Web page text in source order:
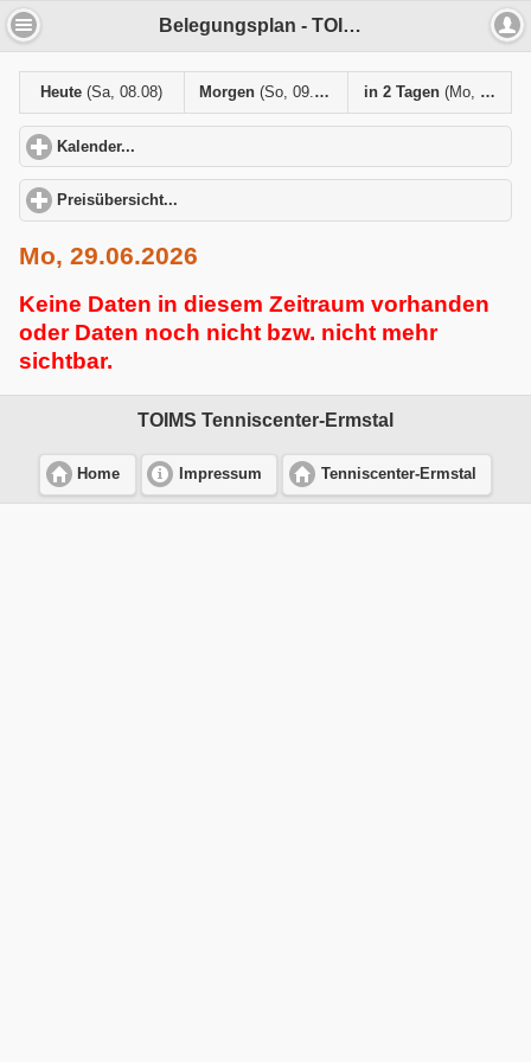
Belegungsplan - TOIMS Tenniscenter-Ermstal
Heute(Sa, 08.08) Morgen(So, 09.08) in 2 Tagen (Mo, 10.08)
Kalender...
Preisübersicht...
Mo, 29.06.2026
Keine Daten in diesem Zeitraum vorhanden
oder Daten noch nicht bzw. nicht mehr
sichtbar.
TOIMS Tenniscenter-Ermstal
Home Impressum Tenniscenter-Ermstal